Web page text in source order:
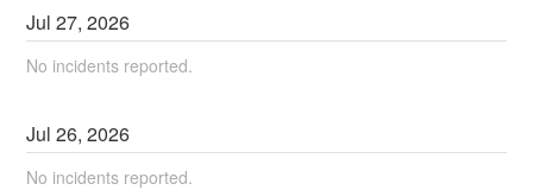
Jul27,2026
No incidents reported.
Jul26,2026
No incidents reported.